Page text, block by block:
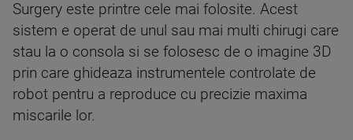
Surgery este printre cele mai folosite. Acest
sistem e operat de unul sau mai multi chirugi care
stau la o consola si se folosesc de o imagine 3D
prin care ghideaza instrumentele controlate de
robot pentru a reproduce cu precizie maxima
miscarile lor.